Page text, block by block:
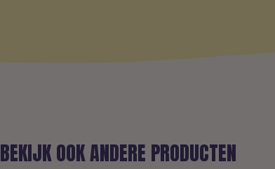
BEKIJK OOK ANDERE PRODUCTEN